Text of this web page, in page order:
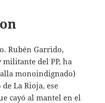
Rubén Garrido,
del PP, ha
monoindignado)
La Rioja, ese
cayó al mantel en el